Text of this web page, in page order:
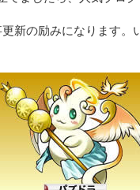
新の励みになります。